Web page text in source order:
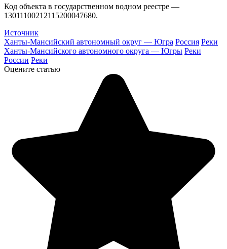
Код объекта в государственном водном реестре —
13011100212115200047680.
Источник
Ханты-Мансийский автономный округ — Югра Россия Реки
Ханты-Мансийского автономного округа — Югры Реки
России Реки
Оцените статью